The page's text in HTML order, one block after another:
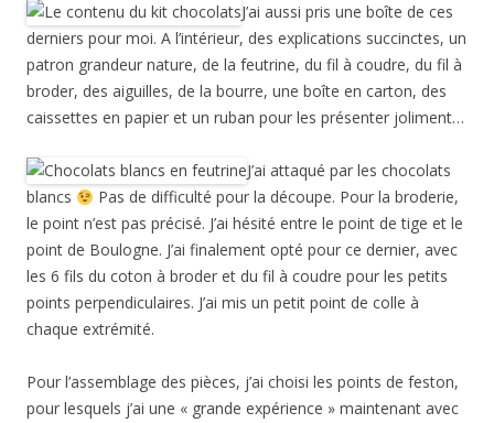
J’ai aussi pris une boîte de ces
derniers pour moi. A l’intérieur, des explications succinctes, un
patron grandeur nature, de la feutrine, du fil à coudre, du fil à
broder, des aiguilles, de la bourre, une boîte en carton, des
caissettes en papier et un ruban pour les présenter joliment…
J’ai attaqué par les chocolats
blancs
Pas de difficulté pour la découpe. Pour la broderie,
le point n’est pas précisé. J’ai hésité entre le point de tige et le
point de Boulogne. J’ai finalement opté pour ce dernier, avec
les 6 fils du coton à broder et du fil à coudre pour les petits
points perpendiculaires. J’ai mis un petit point de colle à
chaque extrémité.
Pour l’assemblage des pièces, j’ai choisi les points de feston,
pour lesquels j’ai une « grande expérience » maintenant avec